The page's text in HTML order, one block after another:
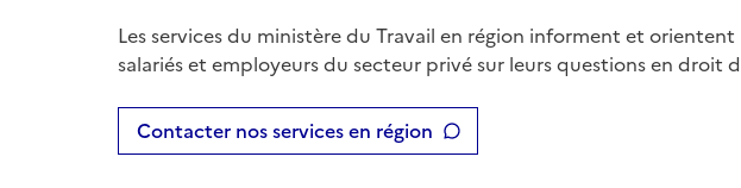
Les services du ministère du Travail en région informent et orientent
salariés et employeurs du secteur privé sur leurs questions en droit
Contacter nos services en région